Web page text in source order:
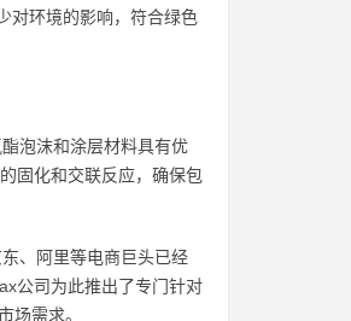
对环境的影响，符合绿色
泡沫和涂层材料具有优
固化和交联反应，确保包
、阿里等电商巨头已经
公司为此推出了专门针对
场需求。